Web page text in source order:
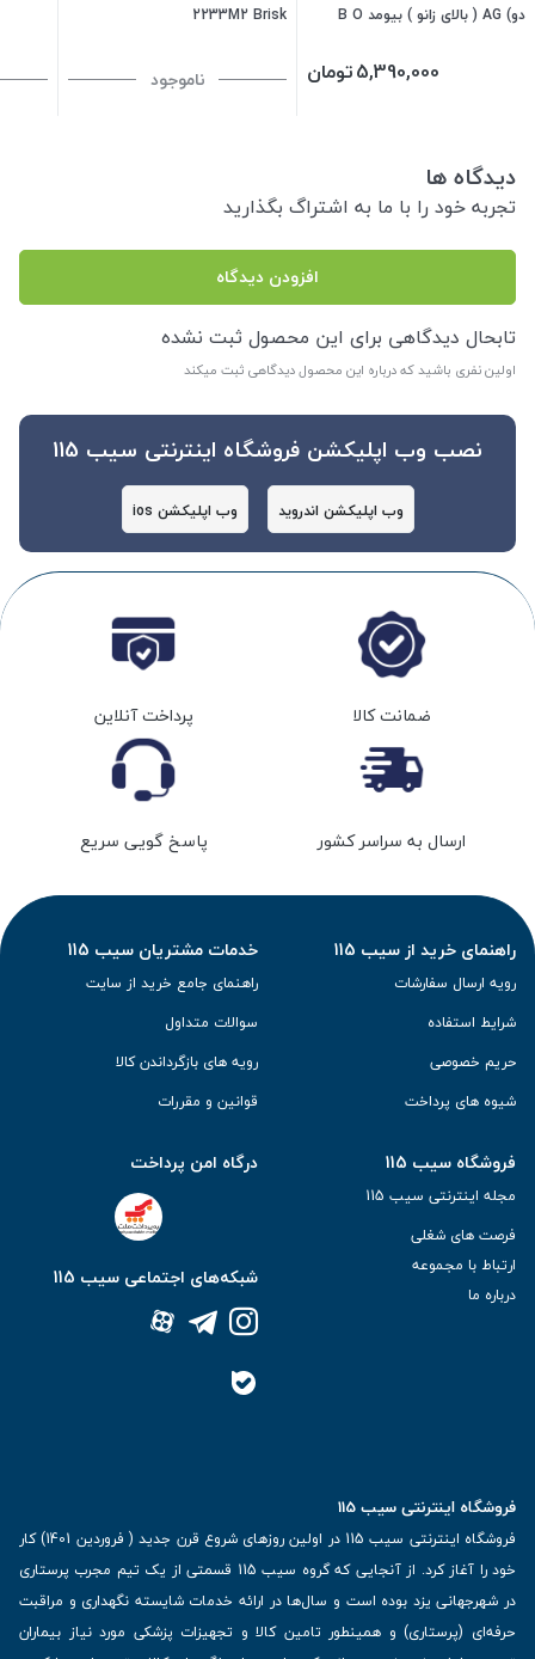
دو) AG ( بالای زانو ) بیومد B O
5,390,000تومان
2233M2 Brisk
ناموجود
دیدگاه ها
تجربه خود را با ما به اشتراگ بگذارید
افزودن دیدگاه
تابحال دیدگاهی برای این محصول ثبت نشده
اولین نفری باشید که درباره این محصول دیدگاهی ثبت میکند
نصب وب اپلیکشن فروشگاه اینترنتی سیب 115
وب اپلیکشن اندروید وب اپلیکشن ios
ضمانت کالا پرداخت آنلاین
ارسال به سراسر کشور پاسخ گویی سریع
راهنمای خرید از سیب 115
رویه ارسال سفارشات
شرایط استفاده
حریم خصوصی
شیوه های پرداخت
خدمات مشتریان سیب 115
راهنمای جامع خرید از سایت
سوالات متداول
رویه های بازگرداندن کالا
قوانین و مقررات
فروشگاه سیب 115
مجله اینترنتی سیب 115
فرصت های شغلی
ارتباط با مجموعه
درباره ما
درگاه امن پرداخت
شبکه‌های اجتماعی سیب 115
فروشگاه اینترنتی سیب 115
فروشگاه اینترنتی سیب 115 در اولین روزهای شروع قرن جدید ( فروردین 1401) کار
خود را آغاز کرد. از آنجایی که گروه سیب 115 قسمتی از یک تیم مجرب پرستاری
در شهرجهانی یزد بوده است و سال‌ها در ارائه خدمات شایسته نگهداری و مراقبت
حرفه‌ای (پرستاری) و همینطور تامین کالا و تجهیزات پزشکی مورد نیاز بیماران